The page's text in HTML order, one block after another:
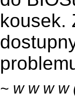
kousek.
~ w w w